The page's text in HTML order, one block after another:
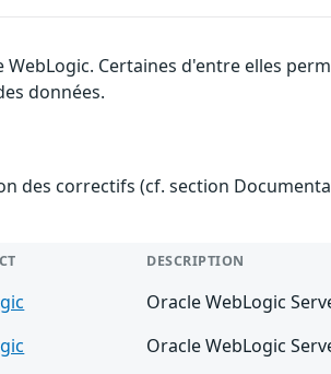
Certaines d'entre elles
données.
des correctifs (cf. section
DESCRIPTION
Oracle WebLogic
Oracle WebLogic